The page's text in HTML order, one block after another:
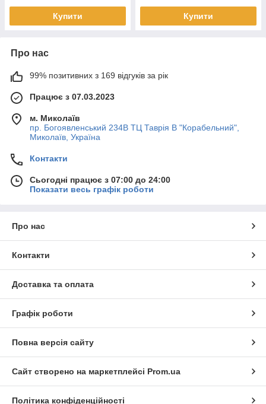
Купити Купити
Про нас
99% позитивних з 169 відгуків за рік
Працює з 07.03.2023
м. Миколаїв
пр. Богоявленський 234В ТЦ Таврія В "Корабельний",
Миколаїв, Україна
Контакти
Сьогодні працює з 07:00 до 24:00
Показати весь графік роботи
Про нас
Контакти
Доставка та оплата
Графік роботи
Повна версія сайту
Сайт створено на маркетплейсі Prom.ua
Політика конфіденційності